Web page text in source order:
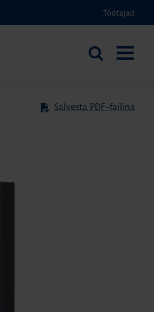
Töötajad
Otsi
Salvesta PDF-failina